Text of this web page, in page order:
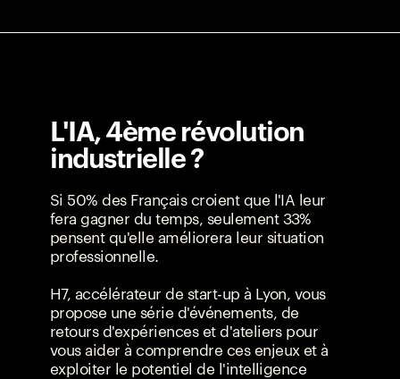
L'IA, 4ème révolution
industrielle ?
Si 50% des Français croient que l'IA leur
fera gagner du temps, seulement 33%
pensent qu'elle améliorera leur situation
professionnelle.
H7, accélérateur de start-up à Lyon, vous
propose une série d'événements, de
retours d'expériences et d'ateliers pour
vous aider à comprendre ces enjeux et à
exploiter le potentiel de l'intelligence